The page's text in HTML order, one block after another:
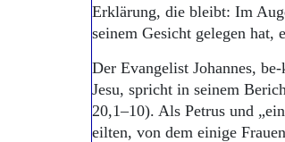
Erklärung, die bleibt: Im
seinem Gesicht gelegen hat,
Der Evangelist Johannes,
Jesu, spricht in seinem
20,1–10). Als Petrus und
eilten, von dem einige